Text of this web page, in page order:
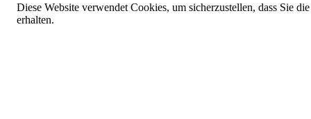
Diese Website verwendet Cookies, um sicherzustellen, dass Sie
erhalten.